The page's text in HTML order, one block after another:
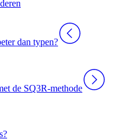
dan typen?
de SQ3R-methode